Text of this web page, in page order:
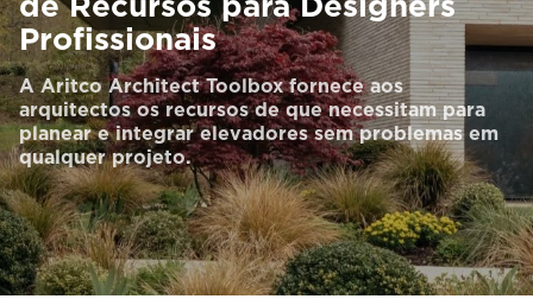
PROFISSIONAL
Encomendar um HomeKit digital
Entre em contacto connosco
Estimativa de preço
Profissionais
A Aritco Architect Toolbox fornece aos
arquitectos os recursos de que necessitam para
planear e integrar elevadores sem problemas em
qualquer projeto.